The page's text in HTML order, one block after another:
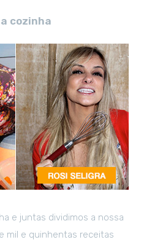
cozinha
e juntas dividimos a nossa
mil e quinhentas receitas